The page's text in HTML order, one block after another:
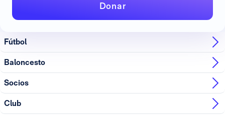
Donar
Fútbol
Baloncesto
Socios
Club